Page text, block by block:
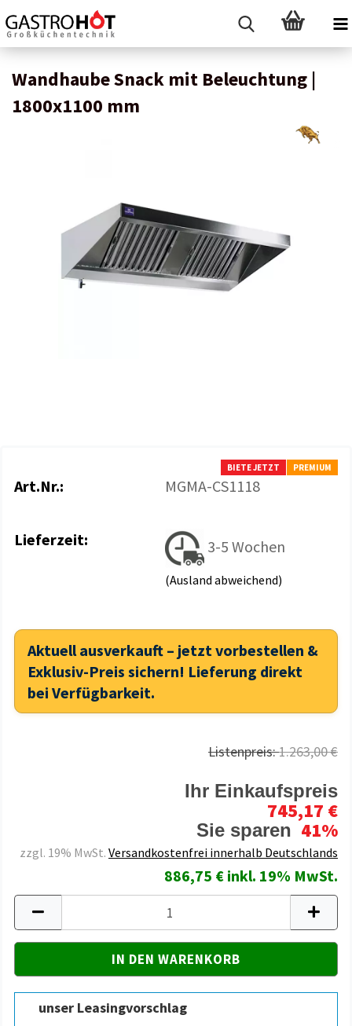
Wandhaube Snack mit Beleuchtung |
1800x1100 mm
BIETE JETZT PREMIUM
Art.Nr.: MGMA-CS1118
Lieferzeit: 3-5 Wochen
(Ausland abweichend)
Aktuell ausverkauft – jetzt vorbestellen &
Exklusiv-Preis sichern! Lieferung direkt
bei Verfügbarkeit.
Listenpreis:1.263,00 €
Ihr Einkaufspreis
745,17 €
Sie sparen 41%
zzgl. 19% MwSt. Versandkostenfrei innerhalb Deutschlands
886,75 € inkl. 19% MwSt.
unser Leasingvorschlag